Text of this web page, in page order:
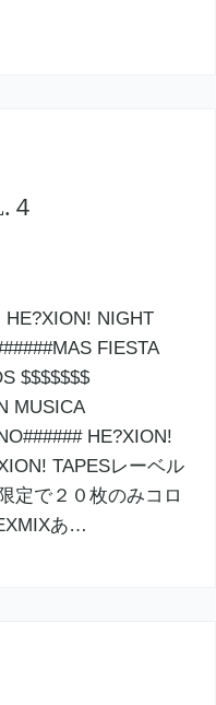
４
NIGHT
FIESTA
$$$$$$$
MUSICA
HE?XION!
TAPESレーベル
定で２０枚のみコロ
あ…